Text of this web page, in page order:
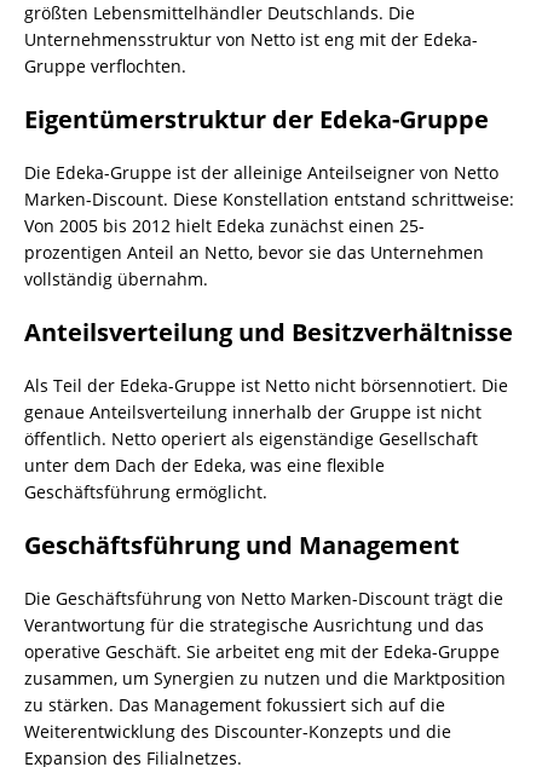
größten Lebensmittelhändler Deutschlands. Die
Unternehmensstruktur von Netto ist eng mit der Edeka-
Gruppe verflochten.
Eigentümerstruktur der Edeka-Gruppe
Die Edeka-Gruppe ist der alleinige Anteilseigner von Netto
Marken-Discount. Diese Konstellation entstand schrittweise:
Von 2005 bis 2012 hielt Edeka zunächst einen 25-
prozentigen Anteil an Netto, bevor sie das Unternehmen
vollständig übernahm.
Anteilsverteilung und Besitzverhältnisse
Als Teil der Edeka-Gruppe ist Netto nicht börsennotiert. Die
genaue Anteilsverteilung innerhalb der Gruppe ist nicht
öffentlich. Netto operiert als eigenständige Gesellschaft
unter dem Dach der Edeka, was eine flexible
Geschäftsführung ermöglicht.
Geschäftsführung und Management
Die Geschäftsführung von Netto Marken-Discount trägt die
Verantwortung für die strategische Ausrichtung und das
operative Geschäft. Sie arbeitet eng mit der Edeka-Gruppe
zusammen, um Synergien zu nutzen und die Marktposition
zu stärken. Das Management fokussiert sich auf die
Weiterentwicklung des Discounter-Konzepts und die
Expansion des Filialnetzes.